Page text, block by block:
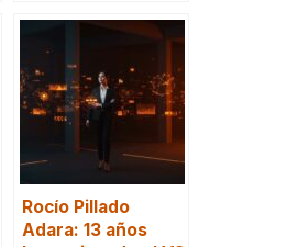
Rocío Pillado
Adara: 13 años